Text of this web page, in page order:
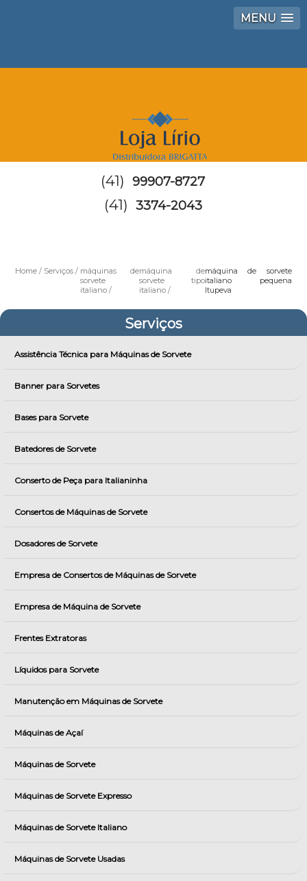
MENU
(41) 99907-8727
(41) 3374-2043
Home Serviços
máquinas de
sorvete
italiano
máquina de
sorvete tipo
italiano
máquina de sorvete
italiano pequena
Itupeva
Serviços
Assistência Técnica para Máquinas de Sorvete
Banner para Sorvetes
Bases para Sorvete
Batedores de Sorvete
Conserto de Peça para Italianinha
Consertos de Máquinas de Sorvete
Dosadores de Sorvete
Empresa de Consertos de Máquinas de Sorvete
Empresa de Máquina de Sorvete
Frentes Extratoras
Líquidos para Sorvete
Manutenção em Máquinas de Sorvete
Máquinas de Açaí
Máquinas de Sorvete
Máquinas de Sorvete Expresso
Máquinas de Sorvete Italiano
Máquinas de Sorvete Usadas